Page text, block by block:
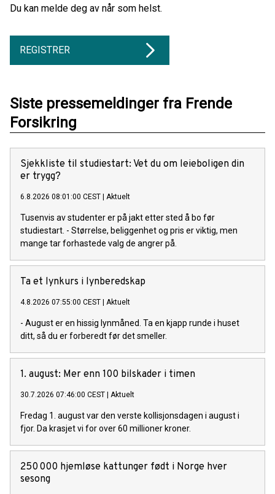
Du kan melde deg av når som helst.
REGISTRER
Siste pressemeldinger fra Frende
Forsikring
Sjekkliste til studiestart: Vet du om leieboligen din
er trygg?
6.8.2026 08:01:00 CEST | Aktuelt
Tusenvis av studenter er på jakt etter sted å bo før
studiestart. - Størrelse, beliggenhet og pris er viktig, men
mange tar forhastede valg de angrer på.
Ta et lynkurs i lynberedskap
4.8.2026 07:55:00 CEST | Aktuelt
- August er en hissig lynmåned. Ta en kjapp runde i huset
ditt, så du er forberedt før det smeller.
1. august: Mer enn 100 bilskader i timen
30.7.2026 07:46:00 CEST | Aktuelt
Fredag 1. august var den verste kollisjonsdagen i august i
fjor. Da krasjet vi for over 60 millioner kroner.
250 000 hjemløse kattunger født i Norge hver
sesong